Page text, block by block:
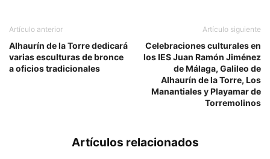
Artículo anterior
Alhaurín de la Torre dedicará
varias esculturas de bronce
a oficios tradicionales
Artículo siguiente
Celebraciones culturales en
los IES Juan Ramón Jiménez
de Málaga, Galileo de
Alhaurín de la Torre, Los
Manantiales y Playamar de
Torremolinos
Artículos relacionados